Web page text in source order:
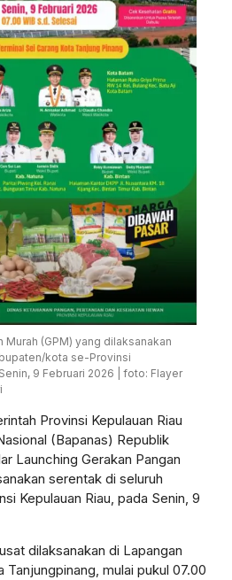
Murah (GPM) yang dilaksanakan
kota se-Provinsi
9 Februari 2026 | foto: Flayer
Provinsi Kepulauan Riau
(Bapanas) Republik
Launching Gerakan Pangan
serentak di seluruh
Kepulauan Riau, pada Senin, 9
dilaksanakan di Lapangan
Tanjungpinang, mulai pukul 07.00